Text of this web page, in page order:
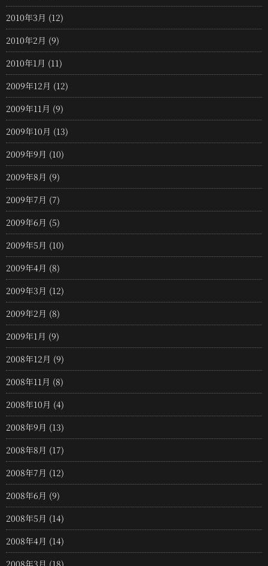
2010年3月 (12)
2010年2月 (9)
2010年1月 (11)
2009年12月 (12)
2009年11月 (9)
2009年10月 (13)
2009年9月 (10)
2009年8月 (9)
2009年7月 (7)
2009年6月 (5)
2009年5月 (10)
2009年4月 (8)
2009年3月 (12)
2009年2月 (8)
2009年1月 (9)
2008年12月 (9)
2008年11月 (8)
2008年10月 (4)
2008年9月 (13)
2008年8月 (17)
2008年7月 (12)
2008年6月 (9)
2008年5月 (14)
2008年4月 (14)